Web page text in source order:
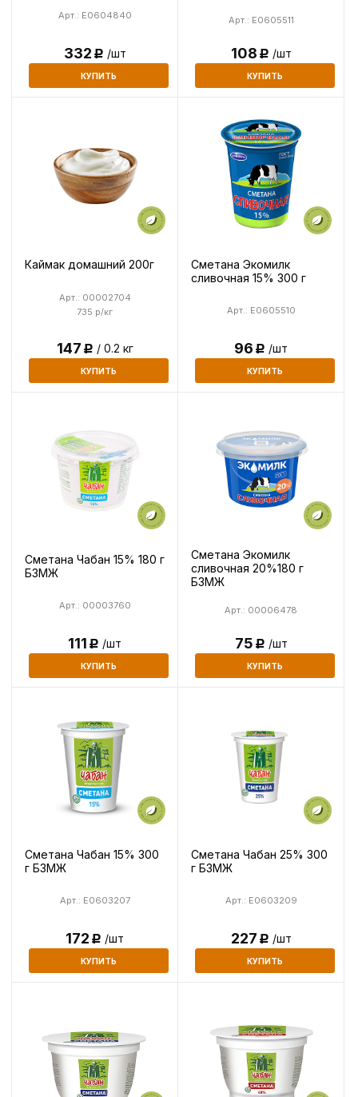
Арт.: E0604840
332Р /шт
КУПИТЬ
Арт.: E0605511
108Р /шт
КУПИТЬ
Каймак домашний 200г
735 р/кг
Арт.: 00002704
147Р / 0.2 кг
КУПИТЬ
Сметана Экомилк
сливочная 15% 300 г
Арт.: E0605510
96Р /шт
КУПИТЬ
Сметана Чабан 15% 180 г
БЗМЖ
Арт.: 00003760
111Р /шт
КУПИТЬ
Сметана Экомилк
сливочная 20%180 г
БЗМЖ
Арт.: 00006478
75Р /шт
КУПИТЬ
Сметана Чабан 15% 300
г БЗМЖ
Арт.: E0603207
172Р /шт
КУПИТЬ
Сметана Чабан 25% 300
г БЗМЖ
Арт.: E0603209
227Р /шт
КУПИТЬ